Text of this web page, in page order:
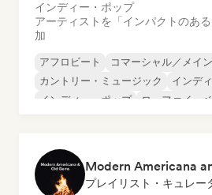
インディー・ポップ
アーティストを「インパクトのあ
加
アフロビート
コマーシャル／メイ
カントリー・ミュージック
インデ
インディー・ポップ
ローファイ・
プレイリスト・キュレー